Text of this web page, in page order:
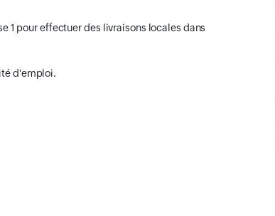
1 pour effectuer des livraisons locales dans
d'emploi.